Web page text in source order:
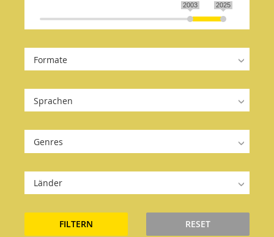
2003 2025
Formate
Sprachen
Genres
Länder
FILTERN RESET